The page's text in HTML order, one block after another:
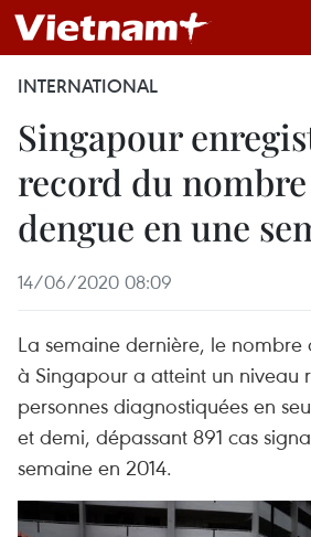
INTERNATIONAL
Singapour
record du nombre
dengue en une
14/06/2020 08:09
La semaine dernière, le
à Singapour a atteint un niveau
personnes diagnostiquées en
et demi, dépassant 891 cas
semaine en 2014.